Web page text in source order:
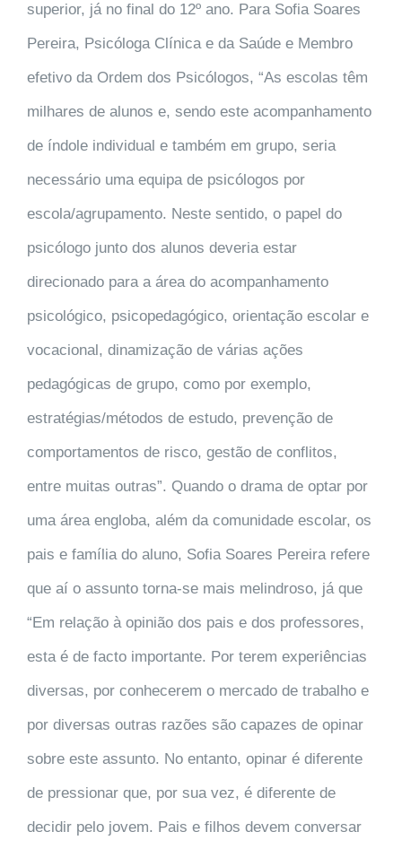
superior, já no final do 12º ano. Para Sofia Soares
Pereira, Psicóloga Clínica e da Saúde e Membro
efetivo da Ordem dos Psicólogos, “As escolas têm
milhares de alunos e, sendo este acompanhamento
de índole individual e também em grupo, seria
necessário uma equipa de psicólogos por
escola/agrupamento. Neste sentido, o papel do
psicólogo junto dos alunos deveria estar
direcionado para a área do acompanhamento
psicológico, psicopedagógico, orientação escolar e
vocacional, dinamização de várias ações
pedagógicas de grupo, como por exemplo,
estratégias/métodos de estudo, prevenção de
comportamentos de risco, gestão de conflitos,
entre muitas outras”. Quando o drama de optar por
uma área engloba, além da comunidade escolar, os
pais e família do aluno, Sofia Soares Pereira refere
que aí o assunto torna-se mais melindroso, já que
“Em relação à opinião dos pais e dos professores,
esta é de facto importante. Por terem experiências
diversas, por conhecerem o mercado de trabalho e
por diversas outras razões são capazes de opinar
sobre este assunto. No entanto, opinar é diferente
de pressionar que, por sua vez, é diferente de
decidir pelo jovem. Pais e filhos devem conversar